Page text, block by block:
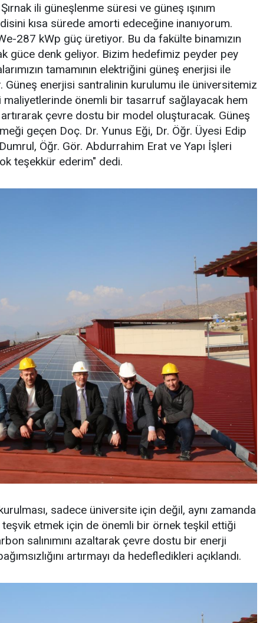
Şırnak ili güneşlenme süresi ve güneş ışınım
kısa sürede amorti edeceğine inanıyorum.
287 kWp güç üretiyor. Bu da fakülte binamızın
güce denk geliyor. Bizim hedefimiz peyder pey
tamamının elektriğini güneş enerjisi ile
Güneş enerjisi santralinin kurulumu ile üniversitemiz
önemli bir tasarruf sağlayacak hem
artırarak çevre dostu bir model oluşturacak. Güneş
geçen Doç. Dr. Yunus Eği, Dr. Öğr. Üyesi Edip
Öğr. Gör. Abdurrahim Erat ve Yapı İşleri
teşekkür ederim" dedi.
sadece üniversite için değil, aynı zamanda
teşvik etmek için de önemli bir örnek teşkil ettiği
salınımını azaltarak çevre dostu bir enerji
artırmayı da hedefledikleri açıklandı.